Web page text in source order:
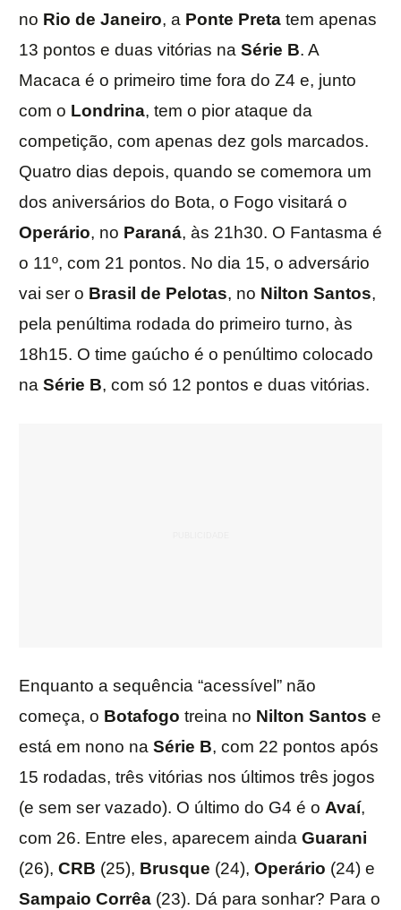
no Rio de Janeiro, a Ponte Preta tem apenas
13 pontos e duas vitórias na Série B. A
Macaca é o primeiro time fora do Z4 e, junto
com o Londrina, tem o pior ataque da
competição, com apenas dez gols marcados.
Quatro dias depois, quando se comemora um
dos aniversários do Bota, o Fogo visitará o
Operário, no Paraná, às 21h30. O Fantasma é
o 11º, com 21 pontos. No dia 15, o adversário
vai ser o Brasil de Pelotas, no Nilton Santos,
pela penúltima rodada do primeiro turno, às
18h15. O time gaúcho é o penúltimo colocado
na Série B, com só 12 pontos e duas vitórias.
Enquanto a sequência “acessível” não
começa, o Botafogo treina no Nilton Santos e
está em nono na Série B, com 22 pontos após
15 rodadas, três vitórias nos últimos três jogos
(e sem ser vazado). O último do G4 é o Avaí,
com 26. Entre eles, aparecem ainda Guarani
(26), CRB (25), Brusque (24), Operário (24) e
Sampaio Corrêa (23). Dá para sonhar? Para o